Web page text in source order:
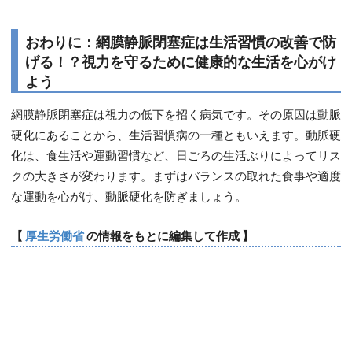
おわりに：網膜静脈閉塞症は生活習慣の改善で防
げる！？視力を守るために健康的な生活を心がけ
よう
網膜静脈閉塞症は視力の低下を招く病気です。その原因は動脈
硬化にあることから、生活習慣病の一種ともいえます。動脈硬
化は、食生活や運動習慣など、日ごろの生活ぶりによってリス
クの大きさが変わります。まずはバランスの取れた食事や適度
な運動を心がけ、動脈硬化を防ぎましょう。
【 厚生労働省の情報をもとに編集して作成 】